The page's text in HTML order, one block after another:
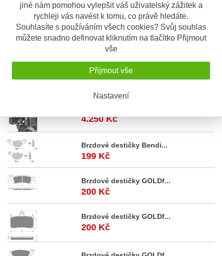
jiné nám pomohou vylepšit váš uživatelský zážitek a
rychleji vás navést k tomu, co právě hledáte.
Souhlasíte s používáním všech cookies? Svůj souhlas
můžete snadno definovat kliknutím na tlačítko Přijmout
vše
Přijmout vše
Nastavení
Odeslat dotaz
Popis výrobku
4.250 Kč
Brzdové destičky Bendi...
199 Kč
Brzdové destičky GOLDf...
200 Kč
Brzdové destičky GOLDf...
200 Kč